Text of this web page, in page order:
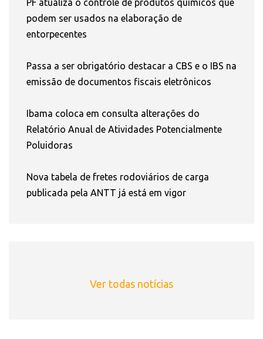
PF atualiza o controle de produtos químicos que
podem ser usados na elaboração de
entorpecentes
Passa a ser obrigatório destacar a CBS e o IBS na
emissão de documentos fiscais eletrônicos
Ibama coloca em consulta alterações do
Relatório Anual de Atividades Potencialmente
Poluidoras
Nova tabela de fretes rodoviários de carga
publicada pela ANTT já está em vigor
Ver todas notícias